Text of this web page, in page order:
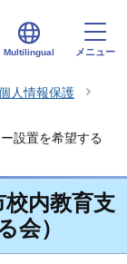
Multilingual メニュー
人情報保護
設置を希望する
内教育支
会）